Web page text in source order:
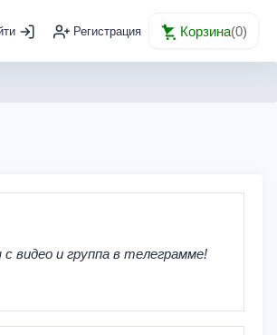
Регистрация Корзина(0)
видео и группа в телеграмме!